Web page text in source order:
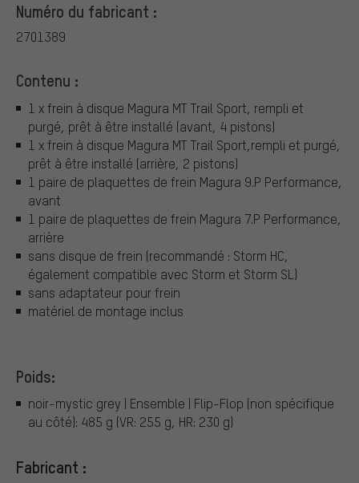
Numéro du fabricant :
2701389
Contenu :
1 x frein à disque Magura MT Trail Sport, rempli et
purgé, prêt à être installé (avant, 4 pistons)
1 x frein à disque Magura MT Trail Sport,rempli et purgé,
prêt à être installé (arrière, 2 pistons)
1 paire de plaquettes de frein Magura 9.P Performance,
avant
1 paire de plaquettes de frein Magura 7.P Performance,
arrière
sans disque de frein (recommandé : Storm HC,
également compatible avec Storm et Storm SL)
sans adaptateur pour frein
matériel de montage inclus
Poids:
noir-mystic grey | Ensemble | Flip-Flop (non spécifique
au côté): 485 g (VR: 255 g, HR: 230 g)
Fabricant :